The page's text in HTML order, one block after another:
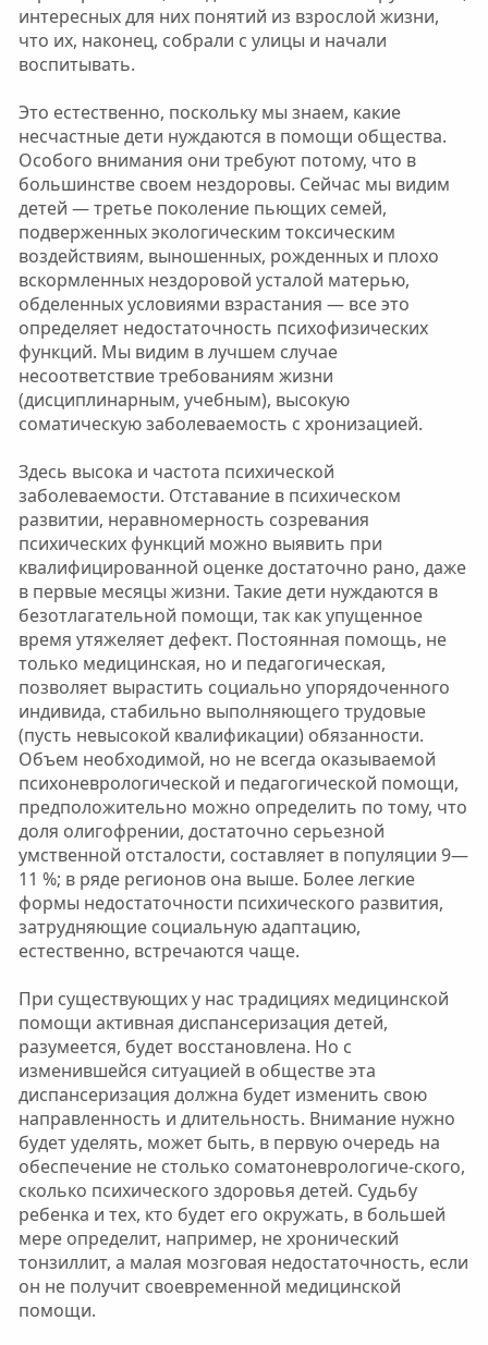
интересных для них понятий из взрослой жизни,
что их, наконец, собрали с улицы и начали
воспитывать.
Это естественно, поскольку мы знаем, какие
несчастные дети нуждаются в помощи общества.
Особого внимания они требуют потому, что в
большинстве своем нездоровы. Сейчас мы видим
детей — третье поколение пьющих семей,
подверженных экологическим токсическим
воздействиям, выношенных, рожденных и плохо
вскормленных нездоровой усталой матерью,
обделенных условиями взрастания — все это
определяет недостаточность психофизических
функций. Мы видим в лучшем случае
несоответствие требованиям жизни
(дисциплинарным, учебным), высокую
соматическую заболеваемость с хронизацией.
Здесь высока и частота психической
заболеваемости. Отставание в психическом
развитии, неравномерность созревания
психических функций можно выявить при
квалифицированной оценке достаточно рано, даже
в первые месяцы жизни. Такие дети нуждаются в
безотлагательной помощи, так как упущенное
время утяжеляет дефект. Постоянная помощь, не
только медицинская, но и педагогическая,
позволяет вырастить социально упорядоченного
индивида, стабильно выполняющего трудовые
(пусть невысокой квалификации) обязанности.
Объем необходимой, но не всегда оказываемой
психоневрологической и педагогической помощи,
предположительно можно определить по тому, что
доля олигофрении, достаточно серьезной
умственной отсталости, составляет в популяции 9—
11 %; в ряде регионов она выше. Более легкие
формы недостаточности психического развития,
затрудняющие социальную адаптацию,
естественно, встречаются чаще.
При существующих у нас традициях медицинской
помощи активная диспансеризация детей,
разумеется, будет восстановлена. Но с
изменившейся ситуацией в обществе эта
диспансеризация должна будет изменить свою
направленность и длительность. Внимание нужно
будет уделять, может быть, в первую очередь на
обеспечение не столько соматоневрологиче-ского,
сколько психического здоровья детей. Судьбу
ребенка и тех, кто будет его окружать, в большей
мере определит, например, не хронический
тонзиллит, а малая мозговая недостаточность, если
он не получит своевременной медицинской
помощи.